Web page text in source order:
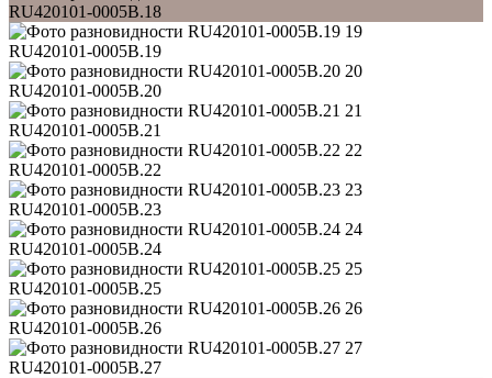
RU420101-0005B.18
19
RU420101-0005B.19
20
RU420101-0005B.20
21
RU420101-0005B.21
22
RU420101-0005B.22
23
RU420101-0005B.23
24
RU420101-0005B.24
25
RU420101-0005B.25
26
RU420101-0005B.26
27
RU420101-0005B.27